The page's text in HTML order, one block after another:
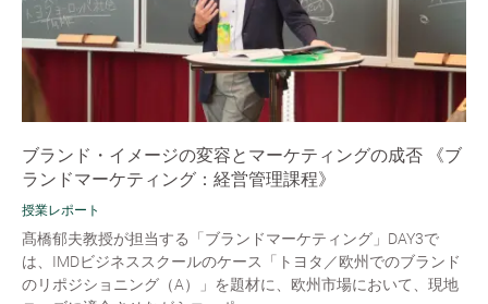
ブランド・イメージの変容とマーケティングの成否 《ブ
ランドマーケティング：経営管理課程》
授業レポート
髙橋郁夫教授が担当する「ブランドマーケティング」DAY3で
は、IMDビジネススクールのケース「トヨタ／欧州でのブランド
のリポジショニング（A）」を題材に、欧州市場において、現地